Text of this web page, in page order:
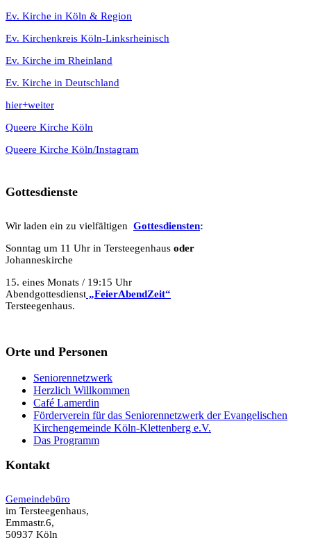
Ev. Kirche in Köln & Region
Ev. Kirchenkreis Köln-Linksrheinisch
Ev. Kirche im Rheinland
Ev. Kirche in Deutschland
hier+weiter
Queere Kirche Köln
Queere Kirche Köln/Instagram
Gottesdienste
Wir laden ein zu vielfältigen Gottesdiensten:
Sonntag um 11 Uhr in Tersteegenhaus oder
Johanneskirche
15. eines Monats / 19:15 Uhr
Abendgottesdienst „FeierAbendZeit“
Tersteegenhaus.
Orte und Personen
Seniorennetzwerk
Herzlich Willkommen
Café Lamerdin
Förderverein für das Seniorennetzwerk der Evangelischen
Kirchengemeinde Köln-Klettenberg e.V.
Das Programm
Kontakt
Gemeindebüro
im Tersteegenhaus,
Emmastr.6,
50937 Köln